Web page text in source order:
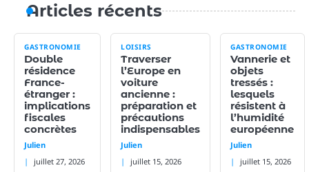
Articles récents
GASTRONOMIE
Double
résidence
France-
étranger :
implications
fiscales
concrètes
Julien
juillet 27, 2026
LOISIRS
Traverser
l’Europe en
voiture
ancienne :
préparation et
précautions
indispensables
Julien
juillet 15, 2026
GASTRONOMIE
Vannerie et
objets
tressés :
lesquels
résistent à
l’humidité
européenne
Julien
juillet 15, 2026